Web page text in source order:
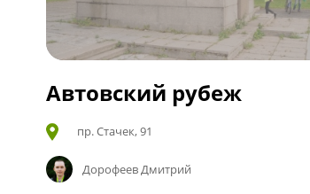
Автовский рубеж
пр. Стачек, 91
Дорофеев Дмитрий